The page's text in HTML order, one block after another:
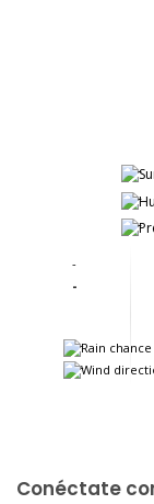
-
-
-
-
-
-
-
Conéctate